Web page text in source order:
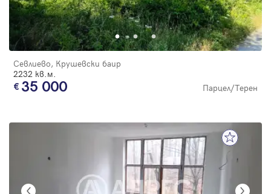
Севлиево, Крушевски баир
2232 кв.м.
35 000 Парцел/Терен